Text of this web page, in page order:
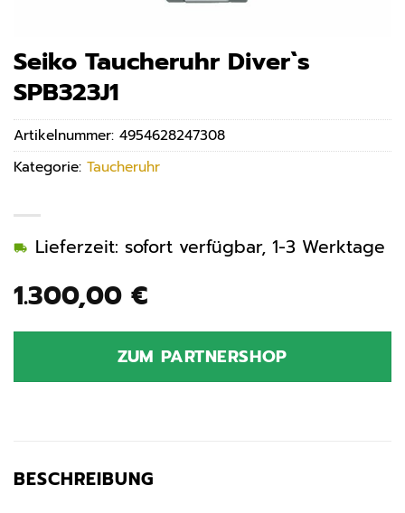
Seiko Taucheruhr Diver`s
SPB323J1
1.300,00 €
Lieferzeit: sofort verfügbar, 1-3 Werktage
ZUM PARTNERSHOP
Artikelnummer: 4954628247308
Kategorie: Taucheruhr
BESCHREIBUNG